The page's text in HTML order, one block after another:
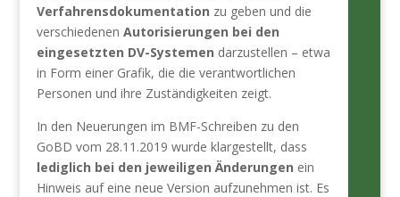
Verfahrensdokumentation zu geben und die
verschiedenen Autorisierungen bei den
eingesetzten DV-Systemen darzustellen – etwa
in Form einer Grafik, die die verantwortlichen
Personen und ihre Zuständigkeiten zeigt.
In den Neuerungen im BMF-Schreiben zu den
GoBD vom 28.11.2019 wurde klargestellt, dass
lediglich bei den jeweiligen Änderungen ein
Hinweis auf eine neue Version aufzunehmen ist. Es